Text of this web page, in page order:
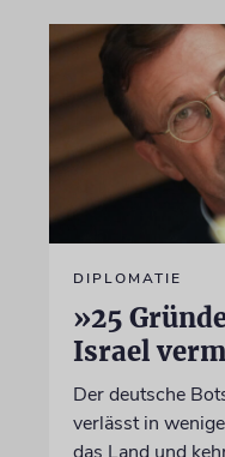
DIPLOMATIE
»25
Israel
Der deutsche
verlässt in